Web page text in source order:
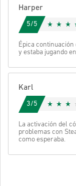
Harper
5/5
Épica
y estaba jugando
Karl
3/5
La activación del
problemas con
como esperaba.